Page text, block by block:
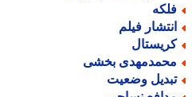
فیلم
بخشی
وضعیت